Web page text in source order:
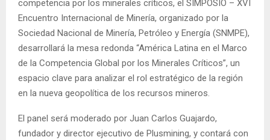
competencia por los minerales críticos, el SIMPOSIO – XVI
Encuentro Internacional de Minería, organizado por la
Sociedad Nacional de Minería, Petróleo y Energía (SNMPE),
desarrollará la mesa redonda “América Latina en el Marco
de la Competencia Global por los Minerales Críticos”, un
espacio clave para analizar el rol estratégico de la región
en la nueva geopolítica de los recursos mineros.
El panel será moderado por Juan Carlos Guajardo,
fundador y director ejecutivo de Plusmining, y contará con